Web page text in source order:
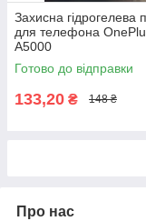
Захисна гідрогелева
для телефона
A5000
Готово до відправки
133,20 ₴ 148 ₴
Про нас